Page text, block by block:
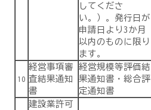
してくださ
い。）。発行日が
申請日より3か月
以内のものに限り
ます。
10
経営事項審
査結果通知
書
経営規模等評価結
果通知書・総合評
定通知書
建設業許可